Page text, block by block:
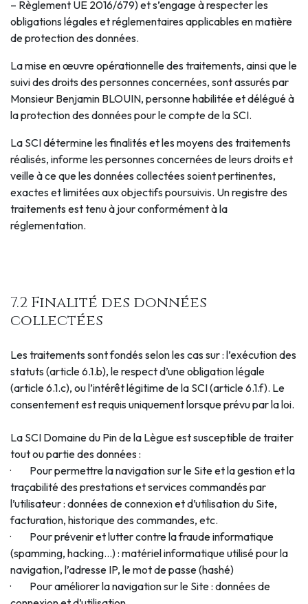
– Règlement UE 2016/679) et s’engage à respecter les
obligations légales et réglementaires applicables en matière
de protection des données.
La mise en œuvre opérationnelle des traitements, ainsi que le
suivi des droits des personnes concernées, sont assurés par
Monsieur Benjamin BLOUIN, personne habilitée et délégué à
la protection des données pour le compte de la SCI.
La SCI détermine les finalités et les moyens des traitements
réalisés, informe les personnes concernées de leurs droits et
veille à ce que les données collectées soient pertinentes,
exactes et limitées aux objectifs poursuivis. Un registre des
traitements est tenu à jour conformément à la
réglementation.
7.2 Finalité des données
collectées
Les traitements sont fondés selon les cas sur : l’exécution des
statuts (article 6.1.b), le respect d’une obligation légale
(article 6.1.c), ou l’intérêt légitime de la SCI (article 6.1.f). Le
consentement est requis uniquement lorsque prévu par la loi.
La SCI Domaine du Pin de la Lègue est susceptible de traiter
tout ou partie des données :
· Pour permettre la navigation sur le Site et la gestion et la
traçabilité des prestations et services commandés par
l’utilisateur : données de connexion et d’utilisation du Site,
facturation, historique des commandes, etc.
· Pour prévenir et lutter contre la fraude informatique
(spamming, hacking…) : matériel informatique utilisé pour la
navigation, l’adresse IP, le mot de passe (hashé)
· Pour améliorer la navigation sur le Site : données de